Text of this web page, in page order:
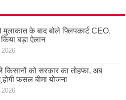
मुलाकात के बाद बोले फ्लिपकार्ट CEO,
बड़ा ऐलान
किसानों को सरकार का तोहफा, अब
फसल बीमा योजना